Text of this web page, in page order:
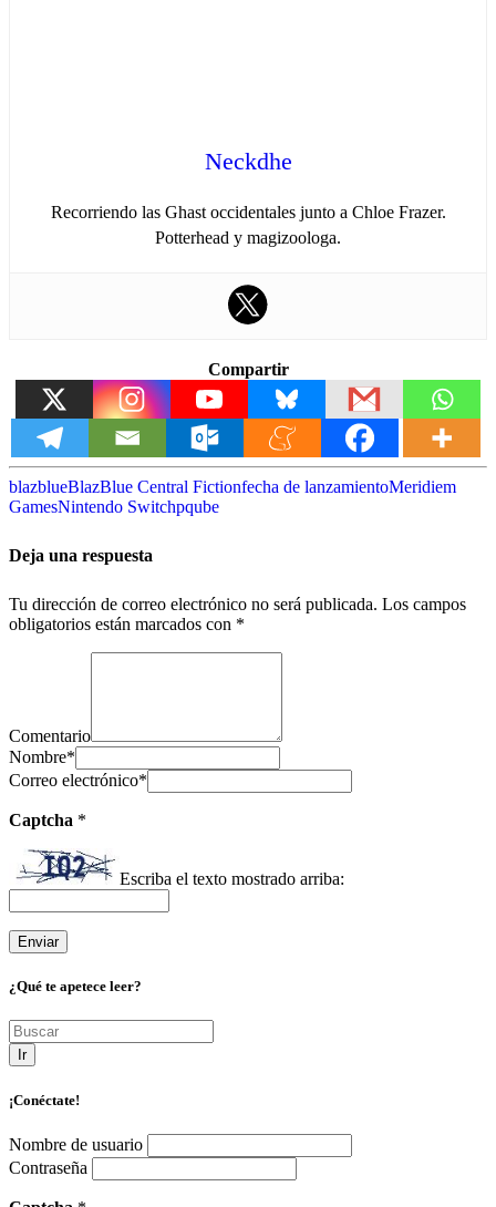
Neckdhe
Recorriendo las Ghast occidentales junto a Chloe Frazer.
Potterhead y magizoologa.
Compartir
blazblueBlazBlue Central Fictionfecha de lanzamientoMeridiem
GamesNintendo Switchpqube
Deja una respuesta
Tu dirección de correo electrónico no será publicada. Los campos
obligatorios están marcados con *
Comentario
Nombre*
Correo electrónico*
Captcha *
Escriba el texto mostrado arriba:
¿Qué te apetece leer?
Ir
¡Conéctate!
Nombre de usuario
Contraseña